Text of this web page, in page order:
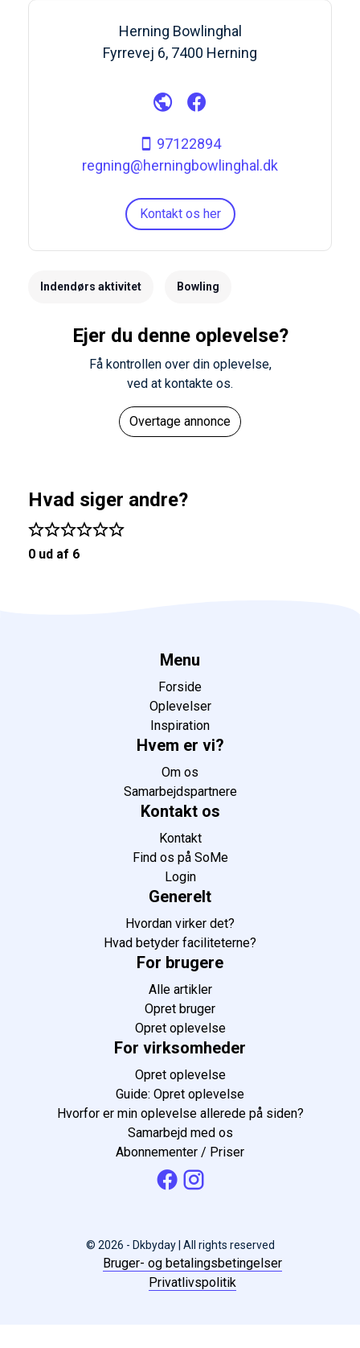
Herning Bowlinghal
Fyrrevej 6, 7400 Herning
97122894
regning@herningbowlinghal.dk
Kontakt os her
Indendørs aktivitet Bowling
Ejer du denne oplevelse?
Få kontrollen over din oplevelse,
ved at kontakte os.
Overtage annonce
Hvad siger andre?
0 ud af 6
Menu
Forside
Oplevelser
Inspiration
Hvem er vi?
Om os
Samarbejdspartnere
Kontakt os
Kontakt
Find os på SoMe
Login
Generelt
Hvordan virker det?
Hvad betyder faciliteterne?
For brugere
Alle artikler
Opret bruger
Opret oplevelse
For virksomheder
Opret oplevelse
Guide: Opret oplevelse
Hvorfor er min oplevelse allerede på siden?
Samarbejd med os
Abonnementer / Priser
© 2026 - Dkbyday | All rights reserved
Bruger- og betalingsbetingelser
Privatlivspolitik